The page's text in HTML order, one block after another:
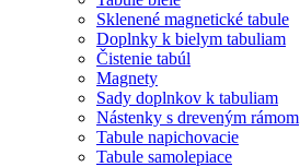
Sklenené magnetické tabule
Doplnky k bielym tabuliam
Čistenie tabúl
Magnety
Sady doplnkov k tabuliam
Nástenky s dreveným rámom
Tabule napichovacie
Tabule samolepiace